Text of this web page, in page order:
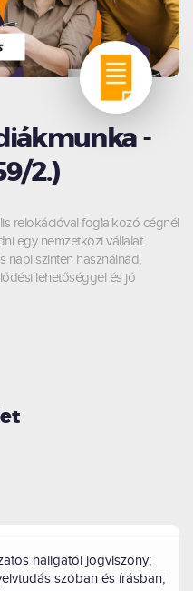
-
2.)
relokációval foglalkozó cégnél
egy nemzetközi vállalat
napi szinten használnád,
lehetőséggel és jó
hallgatói jogviszony;
szóban és írásban;